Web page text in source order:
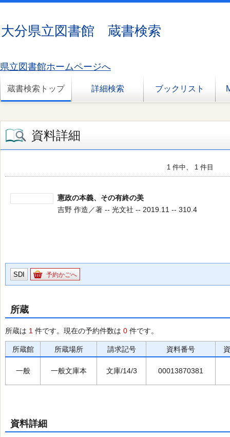
大分県立図書館 蔵書検索
県立図書館ホームページへ
蔵書検索トップ 詳細検索 ブックリスト
資料詳細
1 件中、 1 件目
憲政の本義、その有終の美
吉野 作造／著 -- 光文社 -- 2019.11 -- 310.4
SDI 予約かごへ
所蔵
所蔵は 1 件です。現在の予約件数は 0 件です。
所蔵館 所蔵場所 請求記号 資料番号
一般 一般文庫本 文庫/14/3 00013870381
資料詳細